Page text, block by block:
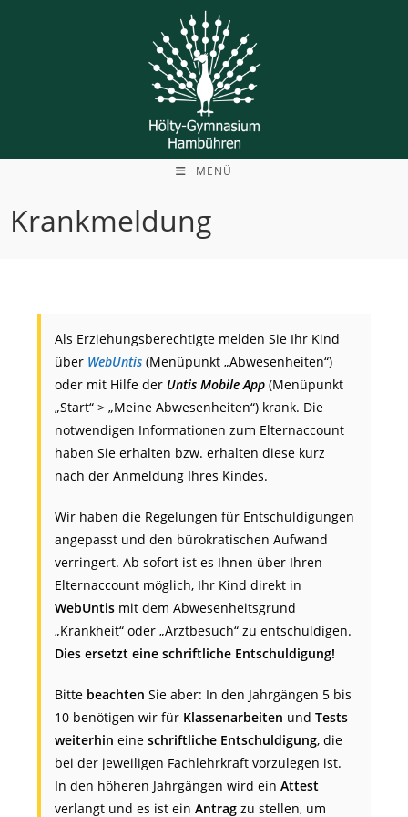
MENÜ
Krankmeldung
Als Erziehungsberechtigte melden Sie Ihr Kind
über WebUntis (Menüpunkt „Abwesenheiten“)
oder mit Hilfe der Untis Mobile App (Menüpunkt
„Start“ > „Meine Abwesenheiten“) krank. Die
notwendigen Informationen zum Elternaccount
haben Sie erhalten bzw. erhalten diese kurz
nach der Anmeldung Ihres Kindes.
Wir haben die Regelungen für Entschuldigungen
angepasst und den bürokratischen Aufwand
verringert. Ab sofort ist es Ihnen über Ihren
Elternaccount möglich, Ihr Kind direkt in
WebUntis mit dem Abwesenheitsgrund
„Krankheit“ oder „Arztbesuch“ zu entschuldigen.
Dies ersetzt eine schriftliche Entschuldigung!
Bitte beachtenSie aber: In den Jahrgängen 5 bis
10 benötigen wir für Klassenarbeiten undTests
weiterhineineschriftliche Entschuldigung, die
bei der jeweiligen Fachlehrkraft vorzulegen ist.
In den höheren Jahrgängen wird einAttest
verlangt und es ist einAntragzu stellen, um